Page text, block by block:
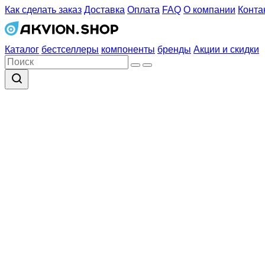
Как сделать заказ Доставка Оплата FAQ О компании
Каталог бестселлеры компоненты бренды Акции и скидки